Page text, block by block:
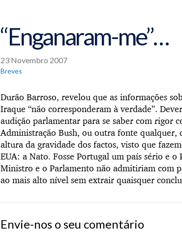
“Enganaram-me”…
23 Novembro 2007
Breves
Durão Barroso, revelou que as informações
Iraque “não corresponderam à verdade”.
audição parlamentar para se saber com rigor
Administração Bush, ou outra fonte qualquer,
altura da gravidade dos factos, visto que
EUA: a Nato. Fosse Portugal um país sério e
Ministro e o Parlamento não admitiriam com
ao mais alto nível sem extrair quaisquer
Envie-nos o seu comentário